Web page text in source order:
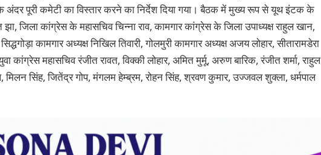
अंदर पूरी कमेटी का विस्तार करने का निर्देश दिया गया। बैठक में मुख्य रूप से यूथ इंटक के
झा, जिला कांग्रेस के महासचिव चिन्ना राव, कामगार कांग्रेस के जिला उपाध्यक्ष राहुल खान,
कामगार अध्यक्ष निखिल तिवारी, गोलमुरी कामगार अध्यक्ष अजय लोहार, सीतारामडेरा
कांग्रेस महासचिव रंजीत रावत, विक्की लोहार, अमित मुर्मू, अरुण बारिक, रंजीत शर्मा, राहुल
मिलन सिंह, जितेंद्र गोप, मंगलम हेम्ब्रम, रोहन सिंह, श्रवण कुमार, उज्जवल शुक्ला, धर्मपाल